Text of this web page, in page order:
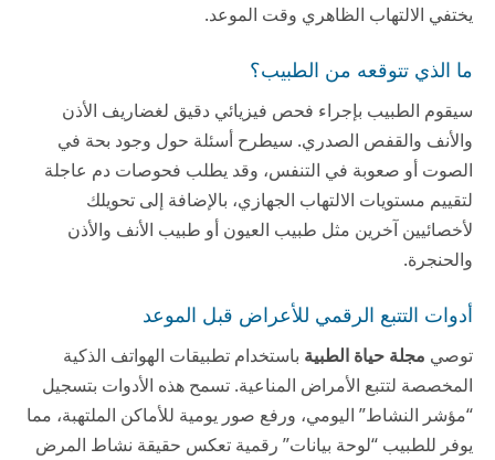
يختفي الالتهاب الظاهري وقت الموعد.
ما الذي تتوقعه من الطبيب؟
سيقوم الطبيب بإجراء فحص فيزيائي دقيق لغضاريف الأذن
والأنف والقفص الصدري. سيطرح أسئلة حول وجود بحة في
الصوت أو صعوبة في التنفس، وقد يطلب فحوصات دم عاجلة
لتقييم مستويات الالتهاب الجهازي، بالإضافة إلى تحويلك
لأخصائيين آخرين مثل طبيب العيون أو طبيب الأنف والأذن
والحنجرة.
أدوات التتبع الرقمي للأعراض قبل الموعد
توصي مجلة حياة الطبية باستخدام تطبيقات الهواتف الذكية
المخصصة لتتبع الأمراض المناعية. تسمح هذه الأدوات بتسجيل
“مؤشر النشاط” اليومي، ورفع صور يومية للأماكن الملتهبة، مما
يوفر للطبيب “لوحة بيانات” رقمية تعكس حقيقة نشاط المرض